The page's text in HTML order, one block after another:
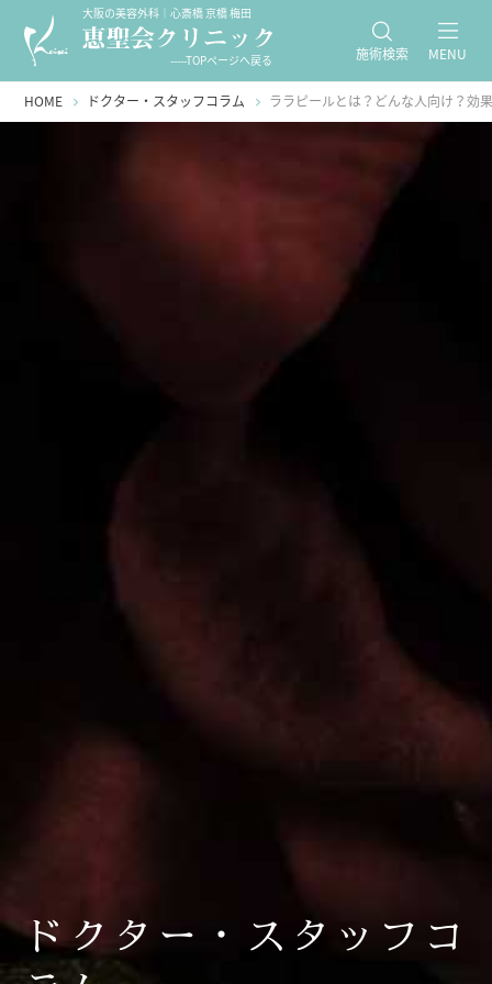
大阪の美容外科｜心斎橋 京橋 梅田
-----TOPページへ戻る 施術検索 MENU
HOME ドクター・スタッフコラム ララピールとは？どんな人向け？効
ドクター・スタッフコ